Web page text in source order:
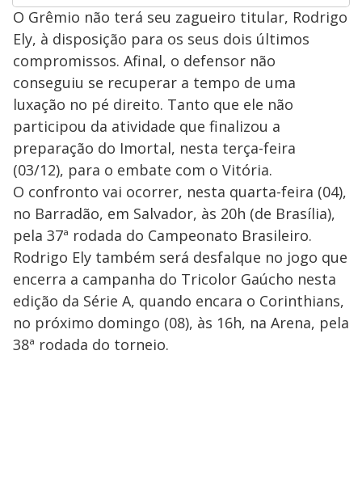
O Grêmio não terá seu zagueiro titular, Rodrigo
Ely, à disposição para os seus dois últimos
compromissos. Afinal, o defensor não
conseguiu se recuperar a tempo de uma
luxação no pé direito. Tanto que ele não
participou da atividade que finalizou a
preparação do Imortal, nesta terça-feira
(03/12), para o embate com o Vitória.
O confronto vai ocorrer, nesta quarta-feira (04),
no Barradão, em Salvador, às 20h (de Brasília),
pela 37ª rodada do Campeonato Brasileiro.
Rodrigo Ely também será desfalque no jogo que
encerra a campanha do Tricolor Gaúcho nesta
edição da Série A, quando encara o Corinthians,
no próximo domingo (08), às 16h, na Arena, pela
38ª rodada do torneio.